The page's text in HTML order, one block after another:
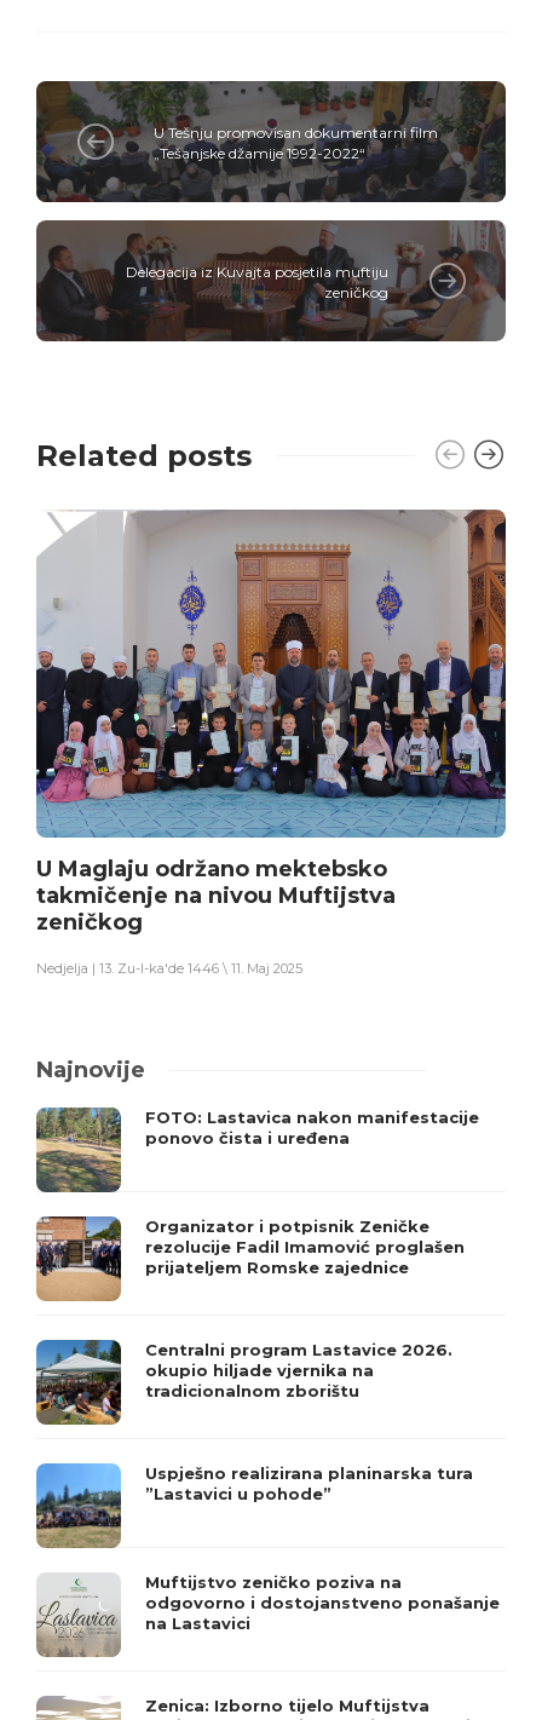
U Tešnju promovisan dokumentarni film
„Tešanjske džamije 1992-2022“
Delegacija iz Kuvajta posjetila muftiju
zeničkog
Related posts
U Maglaju održano mektebsko
takmičenje na nivou Muftijstva
zeničkog
Nedjelja | 13. Zu-l-ka'de 1446 \ 11. Maj 2025
Najnovije
FOTO: Lastavica nakon manifestacije
ponovo čista i uređena
Organizator i potpisnik Zeničke
rezolucije Fadil Imamović proglašen
prijateljem Romske zajednice
Centralni program Lastavice 2026.
okupio hiljade vjernika na
tradicionalnom zborištu
Uspješno realizirana planinarska tura
”Lastavici u pohode”
Muftijstvo zeničko poziva na
odgovorno i dostojanstveno ponašanje
na Lastavici
Zenica: Izborno tijelo Muftijstva